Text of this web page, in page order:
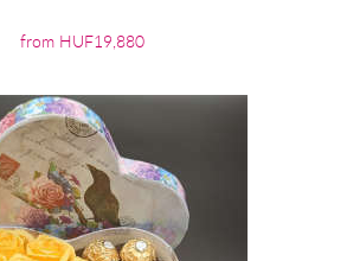
from HUF19,880